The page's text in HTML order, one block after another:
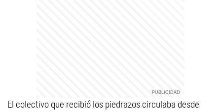
El colectivo que recibió los piedrazos circulaba desde